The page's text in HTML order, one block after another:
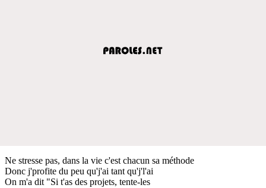
Ne stresse pas, dans la vie c'est chacun sa méthode
Donc j'profite du peu qu'j'ai tant qu'j'l'ai
On m'a dit "Si t'as des projets, tente-les